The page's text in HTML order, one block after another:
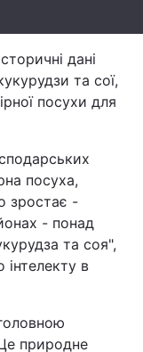
дані
та сої,
посухи для
посуха,
зростає -
- понад
та соя",
в
природне